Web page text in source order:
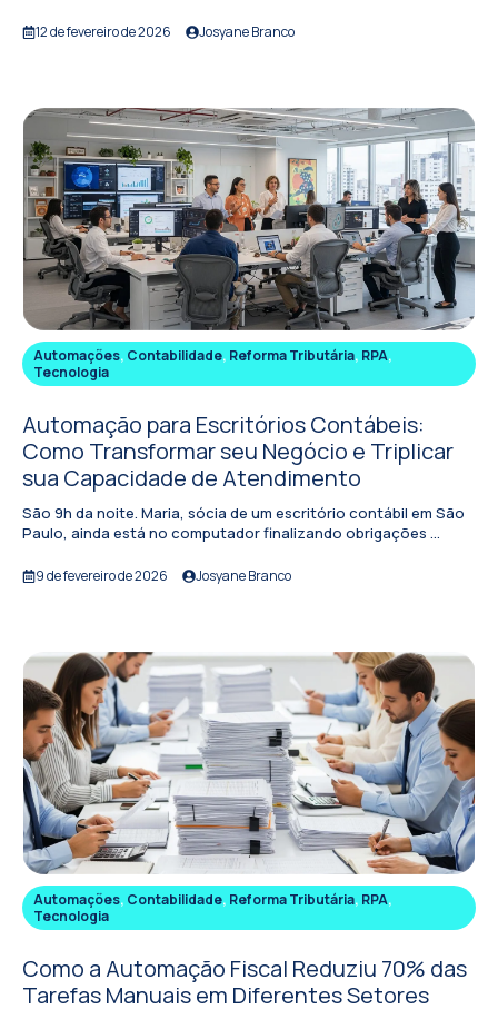
12 de fevereiro de 2026 Josyane Branco
Automações, Contabilidade, Reforma Tributária, RPA,
Tecnologia
Automação para Escritórios Contábeis:
Como Transformar seu Negócio e Triplicar
sua Capacidade de Atendimento
São 9h da noite. Maria, sócia de um escritório contábil em São
Paulo, ainda está no computador finalizando obrigações ...
9 de fevereiro de 2026 Josyane Branco
Automações, Contabilidade, Reforma Tributária, RPA,
Tecnologia
Como a Automação Fiscal Reduziu 70% das
Tarefas Manuais em Diferentes Setores